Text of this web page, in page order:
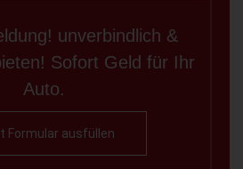
unverbindlich &
Sofort Geld für Ihr
Auto.
Formular ausfüllen